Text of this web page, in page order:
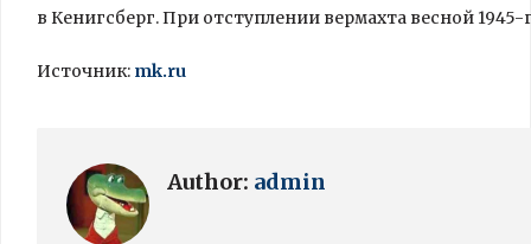
в Кенигсберг. При отступлении вермахта весной
Источник: mk.ru
Author: admin